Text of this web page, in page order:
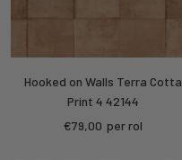
Hooked on Walls Terra Cotta
Print 4 42144
Kortings
€79,00 per rol